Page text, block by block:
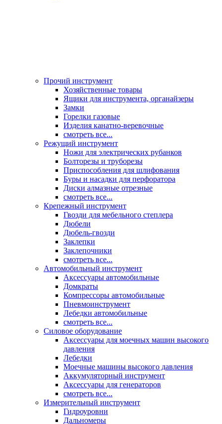
Прочий инструмент
Хозяйственные товары
Ящики для инструмента, органайзеры
Замки
Горелки газовые
Изделия канатно-веревочные
смотреть все...
Режущий инструмент
Ножи для электрических рубанков
Болторезы и труборезы
Приспособления для шлифования
Буры и насадки для перфоратора
Диски алмазные отрезные
смотреть все...
Крепежный инструмент
Гвозди для мебельного степлера
Дюбели
Дюбель-гвозди
Заклепки
Заклепочники
смотреть все...
Автомобильный инструмент
Аксессуары автомобильные
Домкраты
Компрессоры автомобильные
Пневмоинструмент
Лебедки автомобильные
смотреть все...
Силовое оборудование
Аксессуары для моечных машин высокого
давления
Лебедки
Моечные машины высокого давления
Аккумуляторный инструмент
Аксессуары для генераторов
смотреть все...
Измерительный инструмент
Гидроуровни
Дальномеры